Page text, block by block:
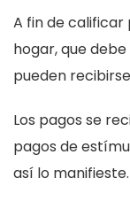
A fin de calificar
hogar, que
pueden
Los pagos se
pagos de
así lo manifieste.